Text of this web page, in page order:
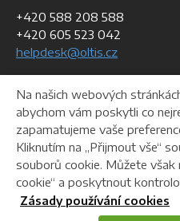
+420 588 208 588
+420 605 523 042
helpdesk@oltis.cz
Fakturační údaje
IČO:268 47 281
DIČ:CZ26847281
Helpdesk Ke stažení
Na našich webových
abychom vám poskytli co
zapamatujeme vaše
Kliknutím na „Přijmout vše“
souborů cookie. Můžete
cookie“ a poskytnout
Zásady používání cookies